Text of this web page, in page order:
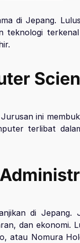
di Jepang.
teknologi
ini
terlibat
di
dan ekonomi.
atau Nomura